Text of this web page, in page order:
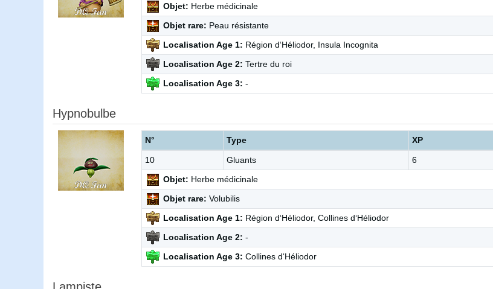
Objet: Herbe médicinale
Objet rare: Peau résistante
Localisation Age 1: Région d‘Héliodor, Insula Incognita
Localisation Age 2: Tertre du roi
Localisation Age 3: -
Hypnobulbe
N° Type XP
10 Gluants 6
Objet: Herbe médicinale
Objet rare: Volubilis
Localisation Age 1: Région d‘Héliodor, Collines d‘Héliodor
Localisation Age 2: -
Localisation Age 3: Collines d‘Héliodor
Lampiste